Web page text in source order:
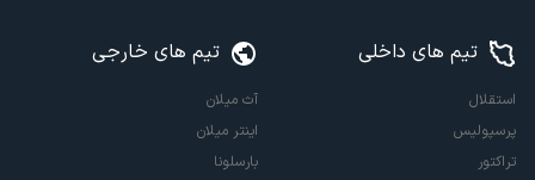
تیم های داخلی
استقلال
پرسپولیس
تراکتور
تیم های خارجی
آث میلان
اینتر میلان
بارسلونا